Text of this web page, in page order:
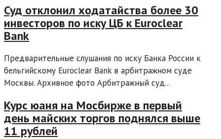
Суд отклонил ходатайства более 30
инвесторов по иску ЦБ к Euroclear
Bank
Предварительные слушания по иску Банка России к
бельгийскому Euroclear Bank в арбитражном суде
Москвы. Архивное фото Арбитражный суд...
Курс юаня на Мосбирже в первый
день майских торгов поднялся выше
11 рублей